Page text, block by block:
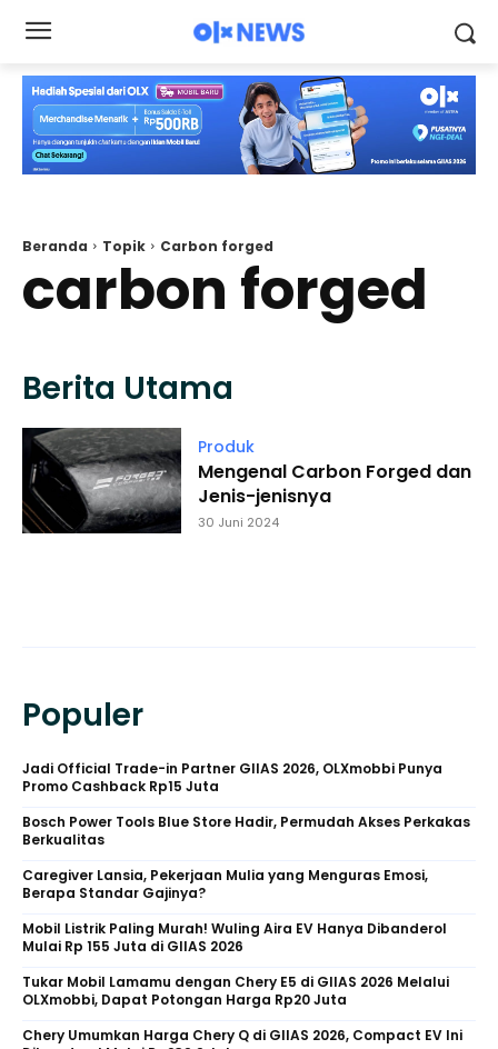
Beranda Topik Carbon forged
carbon forged
Berita Utama
Produk
Mengenal Carbon Forged dan
Jenis-jenisnya
30 Juni 2024
Populer
Jadi Official Trade-in Partner GIIAS 2026, OLXmobbi Punya
Promo Cashback Rp15 Juta
Bosch Power Tools Blue Store Hadir, Permudah Akses Perkakas
Berkualitas
Caregiver Lansia, Pekerjaan Mulia yang Menguras Emosi,
Berapa Standar Gajinya?
Mobil Listrik Paling Murah! Wuling Aira EV Hanya Dibanderol
Mulai Rp 155 Juta di GIIAS 2026
Tukar Mobil Lamamu dengan Chery E5 di GIIAS 2026 Melalui
OLXmobbi, Dapat Potongan Harga Rp20 Juta
Chery Umumkan Harga Chery Q di GIIAS 2026, Compact EV Ini